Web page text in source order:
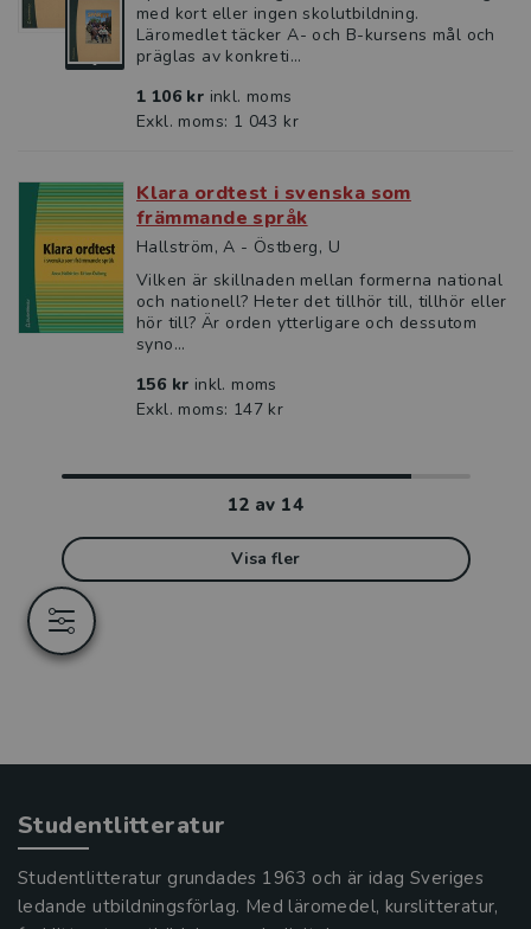
med kort eller ingen skolutbildning.
Läromedlet täcker A- och B-kursens mål och
präglas av konkreti...
1 106 kr inkl. moms
Exkl. moms: 1 043 kr
Klara ordtest i svenska som
främmande språk
Hallström, A - Östberg, U
Vilken är skillnaden mellan formerna national
och nationell? Heter det tillhör till, tillhör eller
hör till? Är orden ytterligare och dessutom
syno...
156 kr inkl. moms
Exkl. moms: 147 kr
12 av 14
Visa fler
Studentlitteratur
Studentlitteratur grundades 1963 och är idag Sveriges
ledande utbildningsförlag. Med läromedel, kurslitteratur,